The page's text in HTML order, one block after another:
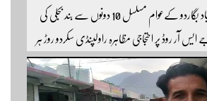
سکردو بگاردو ،قمراہ، شکور آباد بگاردو کےعوام مسلسل 10 دونوں سے بند بجلی کی
روڈ پر احتجاجی مظاہرہ راولپنڈی سکردو روڑ ہر
مزید اپڈیٹس کے لیے ہمارے یوٹیوب چینل کو